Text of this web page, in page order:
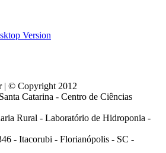
Version
| © Copyright 2012
Catarina - Centro de Ciências
Rural - Laboratório de Hidroponia -
- Itacorubi - Florianópolis - SC -